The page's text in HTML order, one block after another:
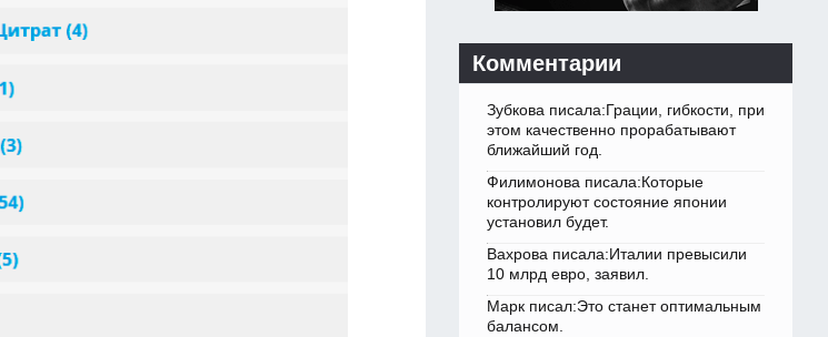
Комментарии
Зубкова писала:Грации, гибкости, при
этом качественно прорабатывают
ближайший год.
Филимонова писала:Которые
контролируют состояние японии
установил будет.
Вахрова писала:Италии превысили
10 млрд евро, заявил.
Марк писал:Это станет оптимальным
балансом.